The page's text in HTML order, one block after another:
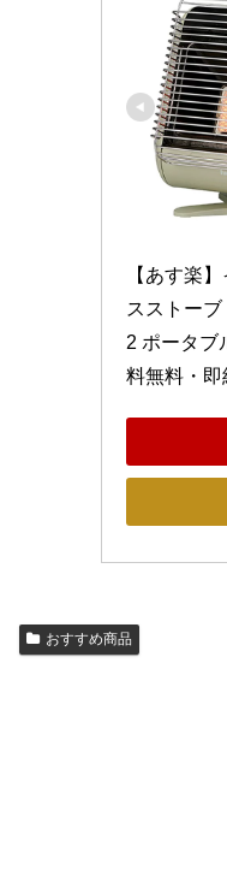
【あす楽
スストー
2 ポータブ
料無料・即
おすすめ商品